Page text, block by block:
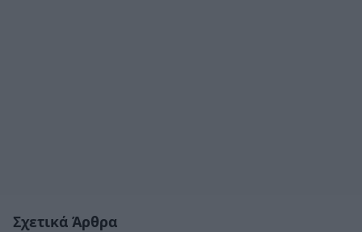
Σχετικά Άρθρα